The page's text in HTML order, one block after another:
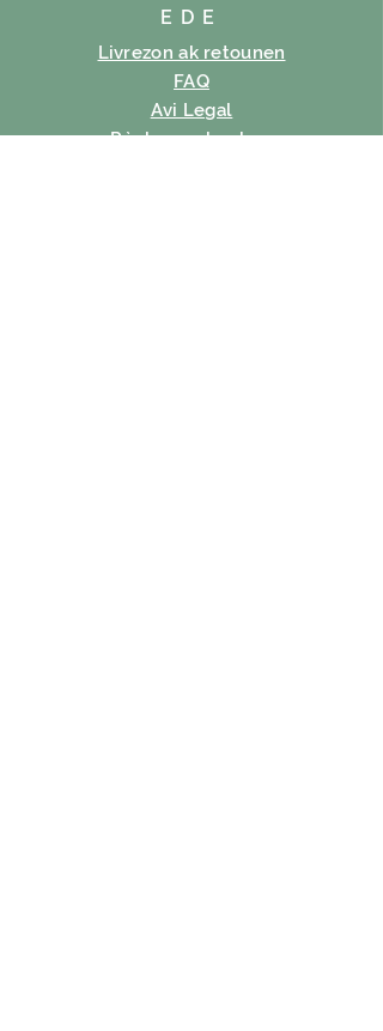
EDE
Livrezon ak retounen
FAQ
Avi Legal
Règleman bonbon